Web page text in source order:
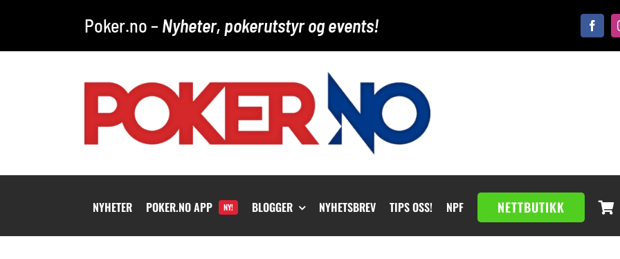
Poker.no – Nyheter, pokerutstyr og events!
NYHETER POKER.NO APP NY! BLOGGER NYHETSBREV TIPS OSS! NPF NETTBUTIKK